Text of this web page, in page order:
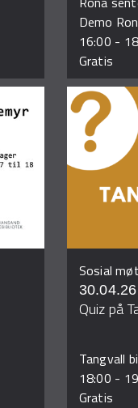
Demo
16:00 -
Gratis
Sosial
30.04.26
Quiz på
Tangvall
18:00 -
Gratis